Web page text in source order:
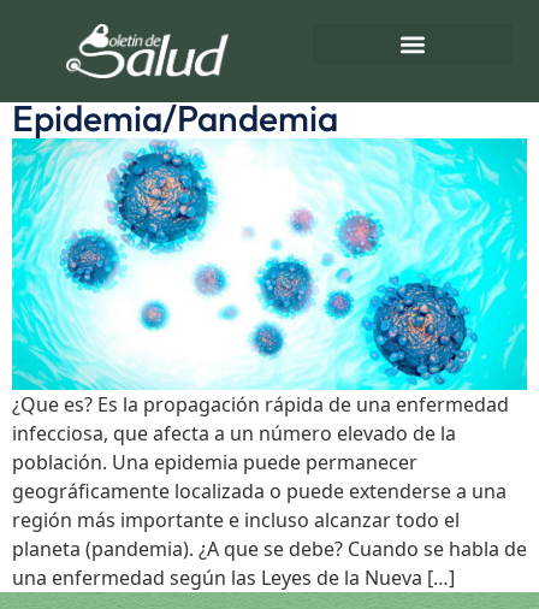
Pandemia
Epidemia/Pandemia
¿Que es? Es la propagación rápida de una enfermedad
infecciosa, que afecta a un número elevado de la
población. Una epidemia puede permanecer
geográficamente localizada o puede extenderse a una
región más importante e incluso alcanzar todo el
planeta (pandemia). ¿A que se debe? Cuando se habla de
una enfermedad según las Leyes de la Nueva […]